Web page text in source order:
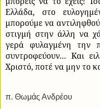
Ελλάδα, στο
μπορούμε να
στιγμή στην άλλη να
γερά φυλαγμένη την
συντροφεύουν… Και
Χριστό, ποτέ να μην το
π. Θωμάς Ανδρέου